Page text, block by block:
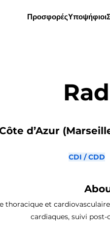
ΠροσφορέςΥποψήφιοι
d’Azur
CDI / CDD
thoracique et
cardiaques, suivi